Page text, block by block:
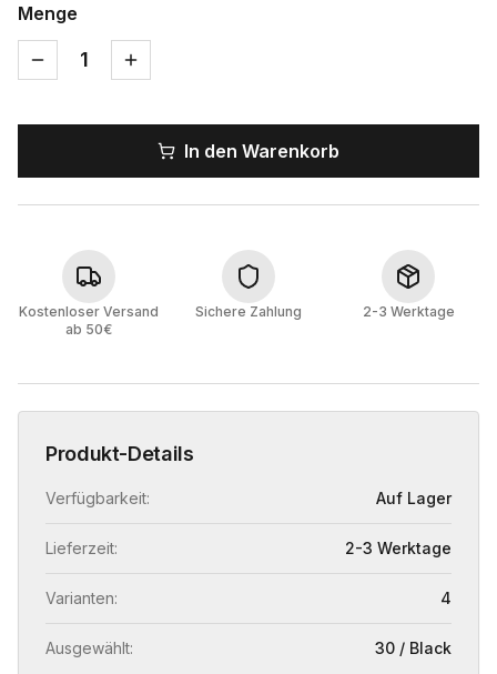
Menge
1
In den Warenkorb
Kostenloser Versand
ab 50€
Sichere Zahlung 2-3 Werktage
Produkt-Details
Verfügbarkeit: Auf Lager
Lieferzeit: 2-3 Werktage
Varianten: 4
Ausgewählt: 30 / Black